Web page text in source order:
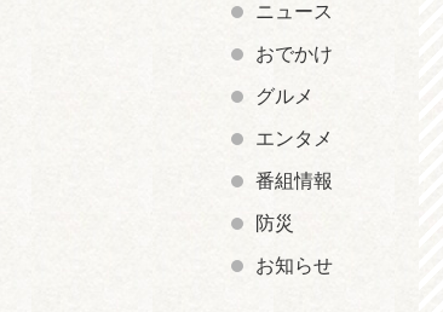
ニュース
おでかけ
グルメ
エンタメ
番組情報
防災
お知らせ